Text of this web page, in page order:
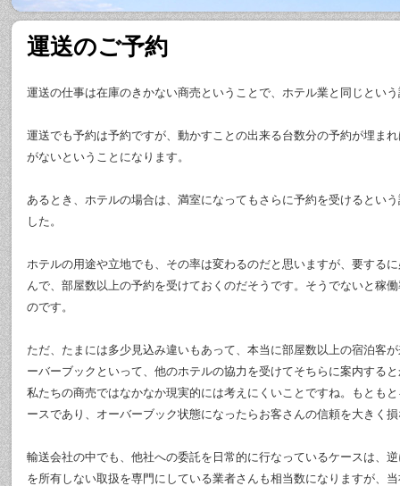
運送のご予約
運送の仕事は在庫のきかない商売ということで、ホテル業と同じとい
運送でも予約は予約ですが、動かすことの出来る台数分の予約が埋ま
がないということになります。
あるとき、ホテルの場合は、満室になってもさらに予約を受けるとい
した。
ホテルの用途や立地でも、その率は変わるのだと思いますが、要する
んで、部屋数以上の予約を受けておくのだそうです。そうでないと稼
のです。
ただ、たまには多少見込み違いもあって、本当に部屋数以上の宿泊客
ーバーブックといって、他のホテルの協力を受けてそちらに案内する
私たちの商売ではなかなか現実的には考えにくいことですね。もとも
ースであり、オーバーブック状態になったらお客さんの信頼を大きく
輸送会社の中でも、他社への委託を日常的に行なっているケースは、
を所有しない取扱を専門にしている業者さんも相当数になりますが、